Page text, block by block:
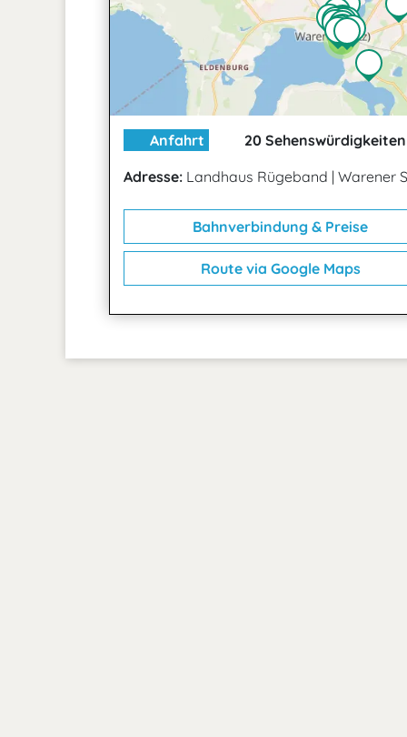
2
Anfahrt
20
Adresse: Landhaus Rügeband | Warener
Bahnverbindung & Preise
Route via Google Maps